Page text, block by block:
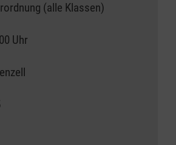
(alle Klassen)
Uhr